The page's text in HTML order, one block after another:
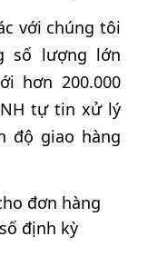
với chúng tôi
số lượng lớn
hơn 200.000
tự tin xử lý
độ giao hàng
đơn hàng
định kỳ